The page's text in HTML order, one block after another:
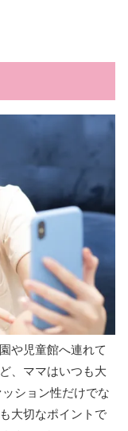
や児童館へ連れて
、ママはいつも大
大切なポイントで